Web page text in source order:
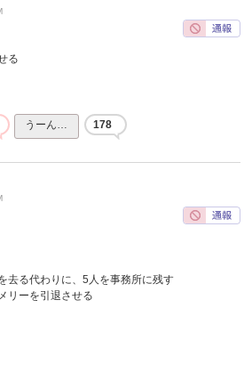
る
うーん… 178
去る代わりに、5人を事務所に残す
リーを引退させる